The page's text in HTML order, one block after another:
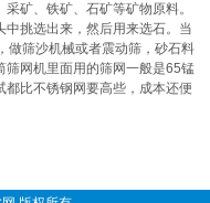
矿、铁矿、石矿等矿物原料。
挑选出来，然后用来选石。当
做筛沙机械或者震动筛，砂石料
筛网机里面用的筛网一般是65锰
比不锈钢网要高些，成本还便